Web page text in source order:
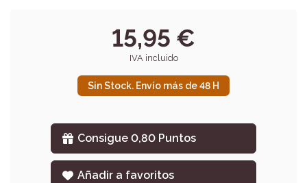
15,95 €
IVA incluido
Sin Stock. Envío más de 48 H
Consigue 0,80 Puntos
Añadir a favoritos